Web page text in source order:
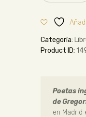
Categoría:
Product ID:
Poetas
de
en Madrid